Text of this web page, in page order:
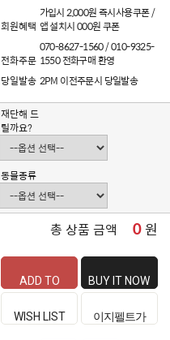
회원혜택
가입시 2,000원 즉시사용쿠폰 /
앱 설치시 000원 쿠폰
전화주문
070-8627-1560 / 010-9325-
1550 전화구매 환영
당일발송 2PM 이전주문시 당일발송
재단해 드
릴까요?
동물종류
총 상품 금액 0원
ADD TO
CART
BUY IT NOW
WISH LIST 이지펠트가